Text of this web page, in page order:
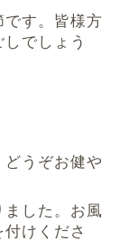
す。皆様方
でしょう
うぞお健や
ました。お風
けくださ